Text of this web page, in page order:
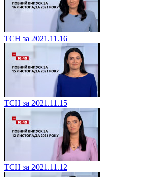
ТСН за 2021.11.16
ТСН за 2021.11.15
ТСН за 2021.11.12